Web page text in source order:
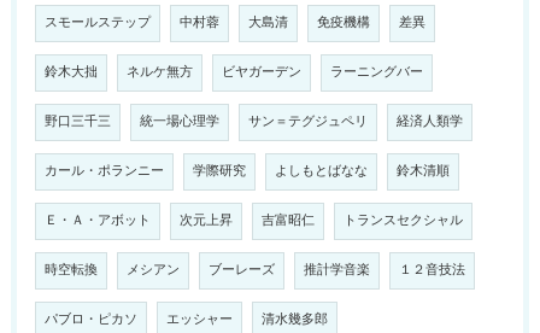
スモールステップ 中村蓉 大島清 免疫機構 差異
鈴木大拙 ネルケ無方 ビヤガーデン ラーニングバー
野口三千三 統一場心理学 サン＝テグジュペリ 経済人類学
カール・ポランニー 学際研究 よしもとばなな 鈴木清順
Ｅ・Ａ・アボット 次元上昇 吉富昭仁 トランスセクシャル
時空転換 メシアン ブーレーズ 推計学音楽 １２音技法
パブロ・ピカソ エッシャー 清水幾多郎